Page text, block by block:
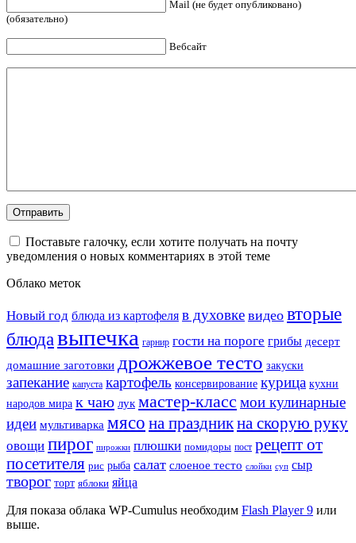
Mail (не будет опубликовано)
(обязательно)
Вебсайт
Поставьте галочку, если хотите получать на почту
уведомления о новых комментариях в этой теме
Облако меток
Новый год блюда из картофеля в духовке видео вторые
блюдавыпечка гарнир гости на пороге грибы десерт
домашние заготовки дрожжевое тесто закуски
запекание капуста картофель консервирование курица кухни
народов мира к чаю лук мастер-класс мои кулинарные
идеи мультиварка мясо на праздникна скорую руку
овощи пирог пирожки плюшки помидоры пост рецепт от
посетителя рис рыба салат слоеное тесто слойки суп сыр
творог торт яблоки яйца
Для показа облака WP-Cumulus необходим Flash Player 9 или
выше.